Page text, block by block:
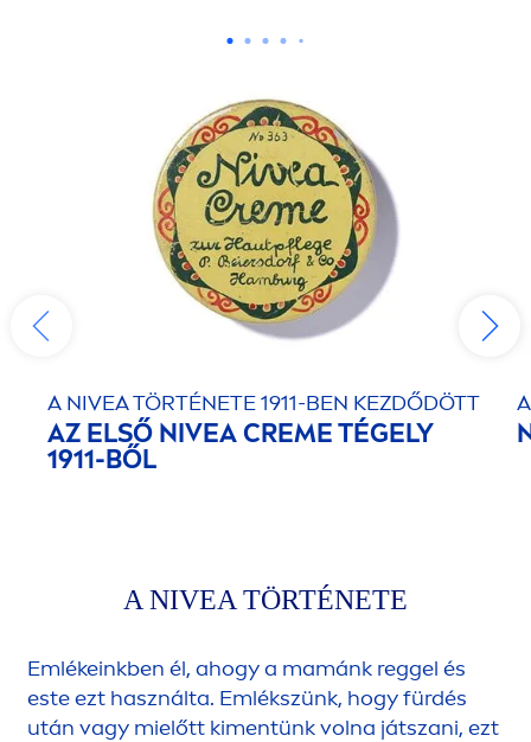
A NIVEATÖRTÉNETE 1911-BEN KEZDŐDÖTT
AZ ELSŐ NIVEACREMETÉGELY
1911-BŐL
A NIVEA TÖRTÉNETE
Emlékeinkben él, ahogy a mamánk reggel és
este ezt használta. Emlékszünk, hogy fürdés
után vagy mielőtt kimentünk volna játszani, ezt